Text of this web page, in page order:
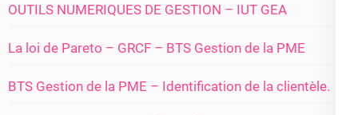
OUTILS NUMERIQUES DE GESTION – IUT GEA
La loi de Pareto – GRCF – BTS Gestion de la PME
BTS Gestion de la PME – Identification de la clientèle.